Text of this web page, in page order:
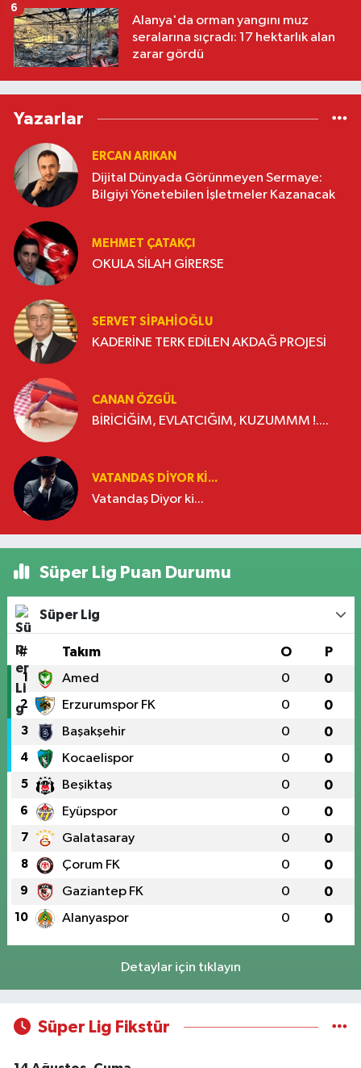
Alanya'da orman yangını muz
seralarına sıçradı: 17 hektarlık alan
zarar gördü
6
Yazarlar
ERCAN ARIKAN
Dijital Dünyada Görünmeyen Sermaye:
Bilgiyi Yönetebilen İşletmeler Kazanacak
MEHMET ÇATAKÇI
OKULA SİLAH GİRERSE
SERVET SİPAHİOĞLU
KADERİNE TERK EDİLEN AKDAĞ PROJESİ
CANAN ÖZGÜL
BİRİCİĞİM, EVLATCIĞIM, KUZUMMM !....
VATANDAŞ DIYOR KI...
Vatandaş Diyor ki...
Süper Lig Puan Durumu
Süper Lig
# Takım O P
1 Amed 0 0
2 Erzurumspor FK 0 0
3 Başakşehir 0 0
4 Kocaelispor 0 0
5 Beşiktaş 0 0
6 Eyüpspor 0 0
7 Galatasaray 0 0
8 Çorum FK 0 0
9 Gaziantep FK 0 0
10 Alanyaspor 0 0
Detaylar için tıklayın
Süper Lig Fikstür